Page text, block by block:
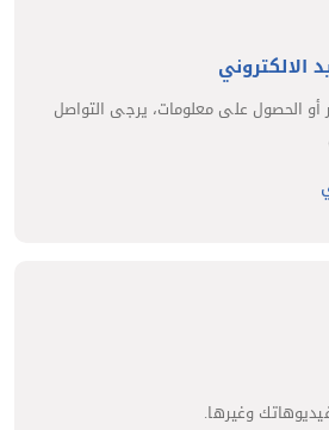
الالكتروني
أو الحصول على معلومات، يرجى التواصل
وغيرها.